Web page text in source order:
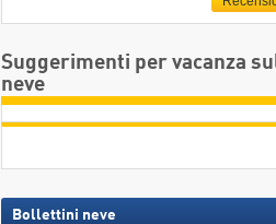
Suggerimenti per vacanza
neve
Bollettini neve